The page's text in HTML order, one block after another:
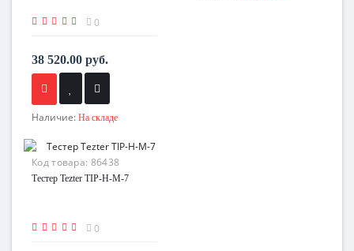
0
38 520.00 руб.
Наличие: На складе
Код товара: 86438
Тестер Tezter TIP-H-M-7
0